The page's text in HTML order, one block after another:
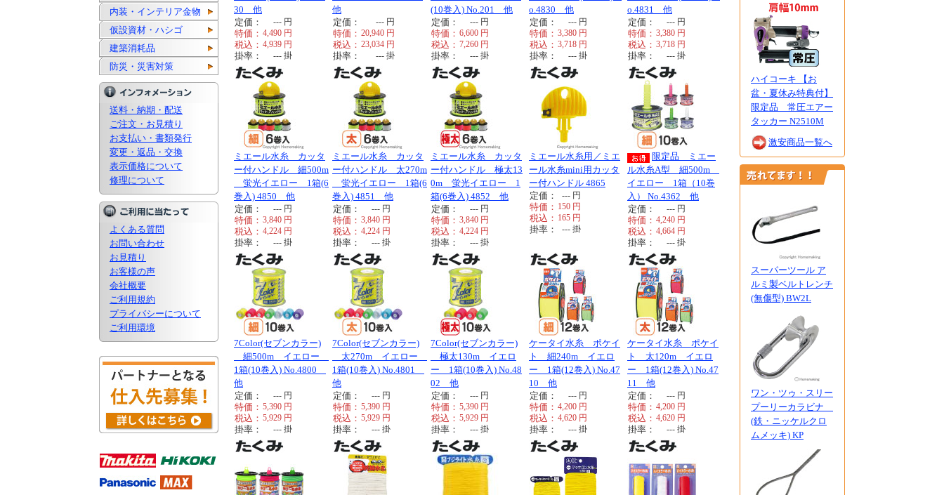
内装・インテリア金物
仮設資材・ハシゴ
建築消耗品
防災・災害対策
送料・納期・配送
ご注文・お見積り
お支払い・書類発行
変更・返品・交換
表示価格について
修理について
よくある質問
お問い合わせ
お見積り
お客様の声
会社概要
ご利用規約
プライバシーについて
ご利用環境
30 他
定価：
--- 円
特価： 4,490 円
税込： 4,939 円
掛率： --- 掛
他
定価：
--- 円
特価： 20,940 円
税込： 23,034 円
掛率： --- 掛
(10巻入) No.201 他
定価：
--- 円
特価： 6,600 円
税込： 7,260 円
掛率： --- 掛
o.4830 他
定価：
--- 円
特価： 3,380 円
税込： 3,718 円
掛率： --- 掛
o.4831 他
定価：
--- 円
特価： 3,380 円
税込： 3,718 円
掛率： --- 掛
ミエール水糸 カッタ
ー付ハンドル 細500m
蛍光イエロー 1箱(6
巻入) 4850 他
定価：
--- 円
特価： 3,840 円
税込： 4,224 円
掛率： --- 掛
ミエール水糸 カッタ
ー付ハンドル 太270m
蛍光イエロー 1箱(6
巻入) 4851 他
定価：
--- 円
特価： 3,840 円
税込： 4,224 円
掛率： --- 掛
ミエール水糸 カッタ
ー付ハンドル 極太13
0m 蛍光イエロー 1
箱(6巻入) 4852 他
定価：
--- 円
特価： 3,840 円
税込： 4,224 円
掛率： --- 掛
ミエール水糸用／ミエ
ール水糸mini用カッタ
ー付ハンドル 4865
定価：
--- 円
特価： 150 円
税込： 165 円
掛率： --- 掛
限定品 ミエー
ル水糸A型 細500m
イエロー 1箱（10巻
入） No.4362 他
定価：
--- 円
特価： 4,240 円
税込： 4,664 円
掛率： --- 掛
7Color(セブンカラー)
細500m イエロー
1箱(10巻入) No.4800
他
定価：
--- 円
特価： 5,390 円
税込： 5,929 円
掛率： --- 掛
7Color(セブンカラー)
太270m イエロー
1箱(10巻入) No.4801
他
定価：
--- 円
特価： 5,390 円
税込： 5,929 円
掛率： --- 掛
7Color(セブンカラー)
極太130m イエロ
ー 1箱(10巻入) No.48
02 他
定価：
--- 円
特価： 5,390 円
税込： 5,929 円
掛率： --- 掛
ケータイ水糸 ポケイ
ト 細240m イエロ
ー 1箱(12巻入) No.47
10 他
定価：
--- 円
特価： 4,200 円
税込： 4,620 円
掛率： --- 掛
ケータイ水糸 ポケイ
ト 太120m イエロ
ー 1箱(12巻入) No.47
11 他
定価：
--- 円
特価： 4,200 円
税込： 4,620 円
掛率： --- 掛
ハイコーキ 【お
盆・夏休み特典付】
限定品 常圧エアー
タッカー N2510M
激安商品一覧へ
スーパーツール ア
ルミ製ベルトレンチ
(無傷型) BW2L
ワン・ツゥ・スリー
プーリーカラビナ
(鉄・ニッケルクロ
ムメッキ) KP